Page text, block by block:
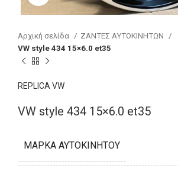
Αρχική σελίδα
ΖΑΝΤΕΣ ΑΥΤΟΚΙΝΗΤΩΝ
VW style 434 15×6.0 et35
REPLICA VW
VW style 434 15×6.0 et35
ΜΆΡΚΑ ΑΥΤΟΚΙΝΉΤΟΥ